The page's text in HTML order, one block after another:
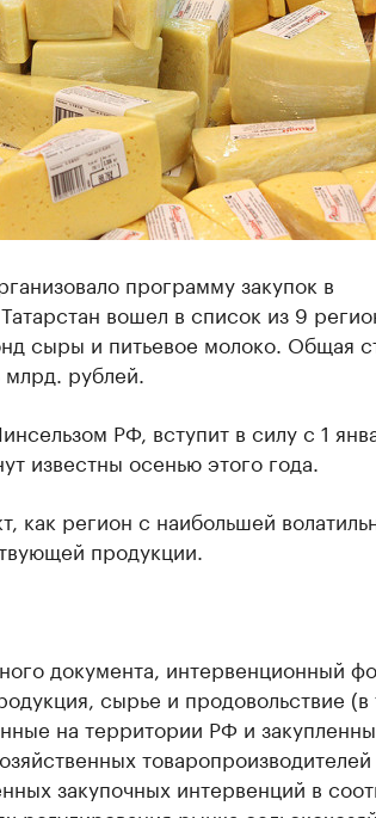
программу закупок в
вошел в список из 9
сыры и питьевое молоко. Общая
рублей.
РФ, вступит в силу с 1
известны осенью этого года.
как регион с наибольшей
продукции.
документа, интервенционный
сырье и продовольствие (в
на территории РФ и
закупочных интервенций в